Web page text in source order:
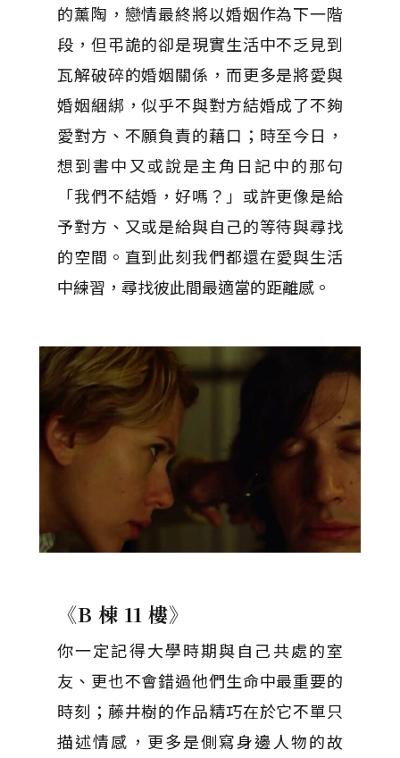
的薰陶，戀情最終將以婚姻作為下一階
段，但弔詭的卻是現實生活中不乏見到
瓦解破碎的婚姻關係，而更多是將愛與
婚姻綑綁，似乎不與對方結婚成了不夠
愛對方、不願負責的藉口；時至今日，
想到書中又或說是主角日記中的那句
「我們不結婚，好嗎？」或許更像是給
予對方、又或是給與自己的等待與尋找
的空間。直到此刻我們都還在愛與生活
中練習，尋找彼此間最適當的距離感。
《B 棟 11 樓》
你一定記得大學時期與自己共處的室
友、更也不會錯過他們生命中最重要的
時刻；藤井樹的作品精巧在於它不單只
描述情感，更多是側寫身邊人物的故